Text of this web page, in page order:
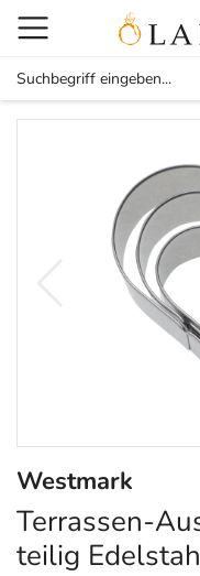
Westmark
Terrassen-
teilig